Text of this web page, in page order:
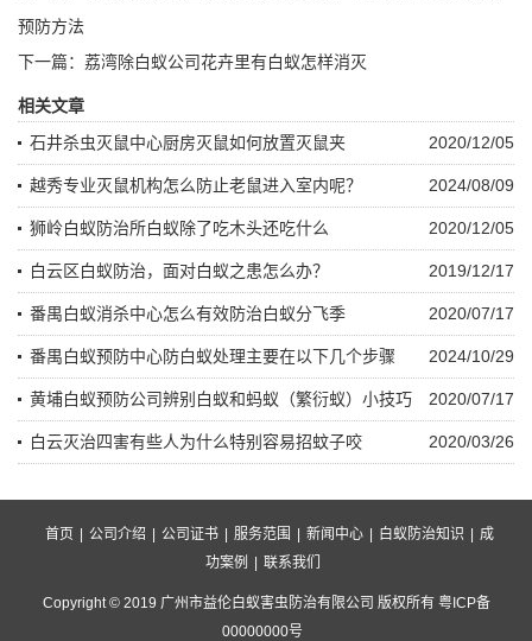
预防方法
下一篇： 荔湾除白蚁公司花卉里有白蚁怎样消灭
相关文章
2020/12/05
石井杀虫灭鼠中心厨房灭鼠如何放置灭鼠夹
2024/08/09
越秀专业灭鼠机构怎么防止老鼠进入室内呢？
2020/12/05
狮岭白蚁防治所白蚁除了吃木头还吃什么
2019/12/17
白云区白蚁防治，面对白蚁之患怎么办？
2020/07/17
番禺白蚁消杀中心怎么有效防治白蚁分飞季
2024/10/29
番禺白蚁预防中心防白蚁处理主要在以下几个步骤
2020/07/17
黄埔白蚁预防公司辨别白蚁和蚂蚁（繁衍蚁）小技巧
2020/03/26
白云灭治四害有些人为什么特别容易招蚊子咬
首页 | 公司介绍 | 公司证书 | 服务范围 | 新闻中心 | 白蚁防治知识 | 成
功案例
| 联系我们
Copyright © 2019 广州市益伦白蚁害虫防治有限公司 版权所有 粤ICP备
00000000号